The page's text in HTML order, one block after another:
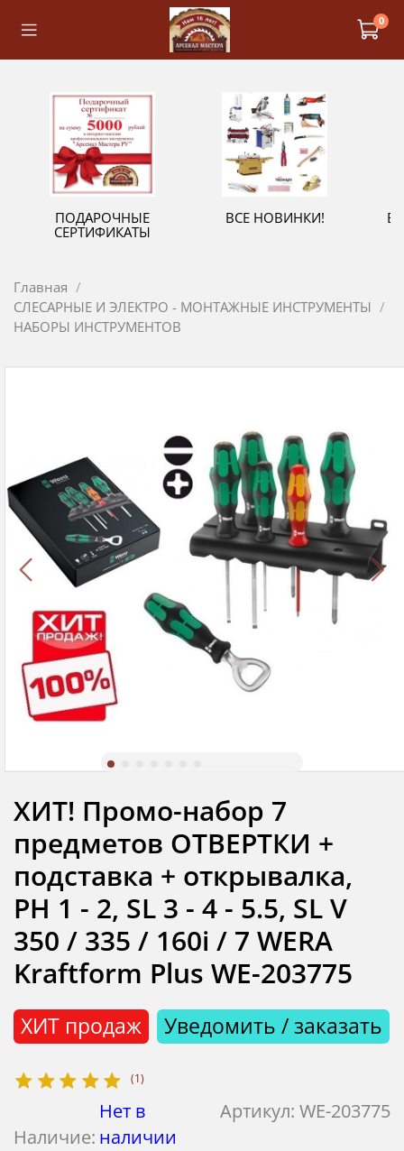
0
ПОДАРОЧНЫЕ
СЕРТИФИКАТЫ
ВСЕ НОВИНКИ!
Главная
СЛЕСАРНЫЕ И ЭЛЕКТРО - МОНТАЖНЫЕ ИНСТРУМЕНТЫ
НАБОРЫ ИНСТРУМЕНТОВ
(1)
Артикул: WE-203775
Наличие:
Нет в
наличии
ХИТ продаж Уведомить / заказать
ХИТ! Промо-набор 7
предметов ОТВЕРТКИ +
подставка + открывалка,
PH 1 - 2, SL 3 - 4 - 5.5, SL V
350 / 335 / 160i / 7 WERA
Kraftform Plus WE-203775